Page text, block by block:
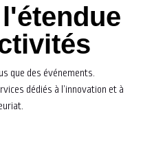
que des événements.
dédiés à l’innovation et à